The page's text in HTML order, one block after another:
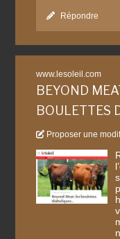
Répondre
www.lesoleil.com
BEYOND
BOULETTES
Proposer une